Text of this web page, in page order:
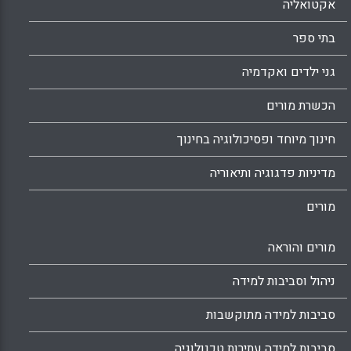
אקטואליה
בתי ספר
גני ילדים ואקדמיה
הכשרת מורים
חינוך מיוחד ופסיכולוגיה בחינוך
מדיניות פדגוגיה ותיאוריה
מורים
מורים והוראה
ניהול וסביבות למידה
סביבות למידה מתוקשבות